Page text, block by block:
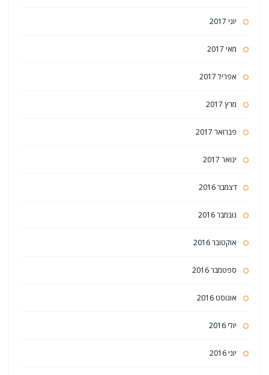
יוני 2017
מאי 2017
אפריל 2017
מרץ 2017
פברואר 2017
ינואר 2017
דצמבר 2016
נובמבר 2016
אוקטובר 2016
ספטמבר 2016
אוגוסט 2016
יולי 2016
יוני 2016